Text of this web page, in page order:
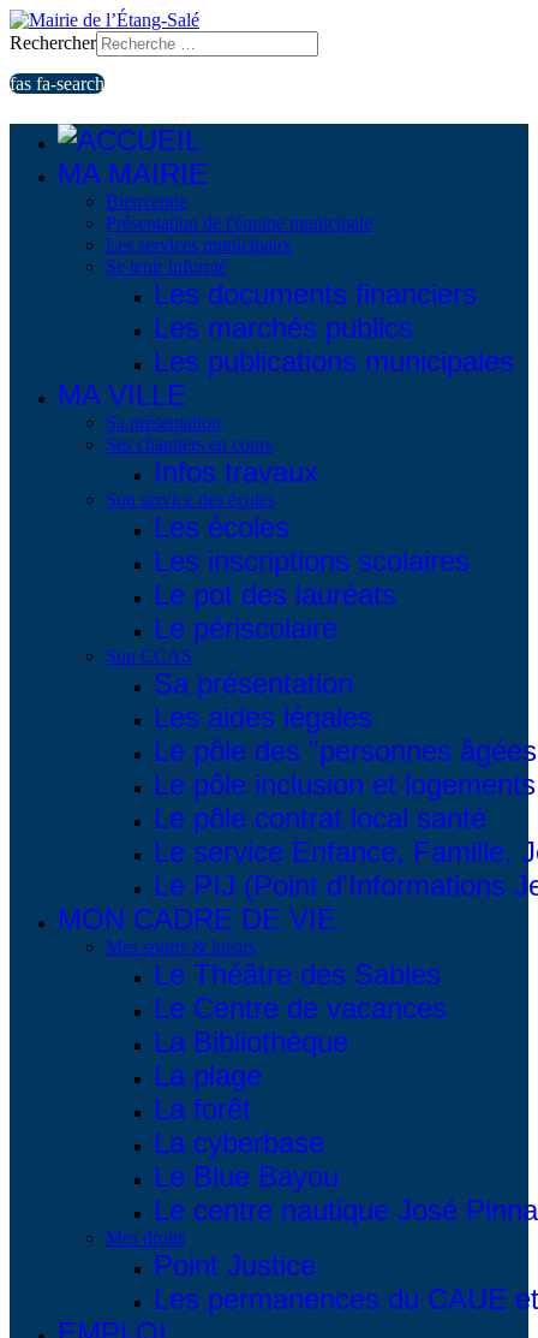
Rechercher
fas fa-search
MA MAIRIE
Bienvenue
Présentation de l'équipe municipale
Les services municipaux
Se tenir informé
Les documents financiers
Les marchés publics
Les publications municipales
MA VILLE
Sa présentation
Ses chantiers en cours
Infos travaux
Son service des écoles
Les écoles
Les inscriptions scolaires
Le pot des lauréats
Le périscolaire
Son CCAS
Sa présentation
Les aides légales
Le pôle des "personnes
Le pôle inclusion et
Le pôle contrat local santé
Le service Enfance, Famille,
Le PIJ (Point d'Informations
MON CADRE DE VIE
Mes sports & loisirs
Le Théâtre des Sables
Le Centre de vacances
La Bibliothèque
La plage
La forêt
La cyberbase
Le Blue Bayou
Le centre nautique José Pinna
Mes droits
Point Justice
Les permanences du CAUE